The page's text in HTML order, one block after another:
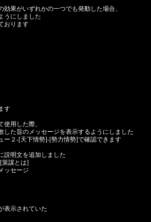
果がいずれかの一つでも発動した場合、
うにしました
おります
す
用した際、
た旨のメッセージを表示するようにしました
２-[天下情勢]-[勢力情勢]で確認できます
説明文を追加しました
謀とは]
ッセージ
表示されていた